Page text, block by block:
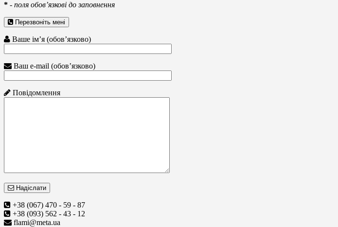
* - поля обов’язкові до заповнення
Перезвоніть мені
Ваше ім’я (обов’язково)
Ваш e-mail (обов’язково)
Повідомлення
Надіслати
+38 (067) 470 - 59 - 87
+38 (093) 562 - 43 - 12
flami@meta.ua